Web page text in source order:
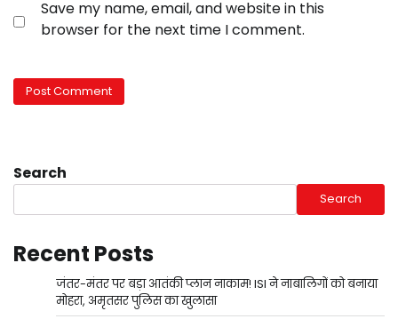
Save my name, email, and website in this
browser for the next time I comment.
Search
Search
Recent Posts
जंतर-मंतर पर बड़ा आतंकी प्लान नाकाम! ISI ने नाबालिगों को बनाया
मोहरा, अमृतसर पुलिस का खुलासा